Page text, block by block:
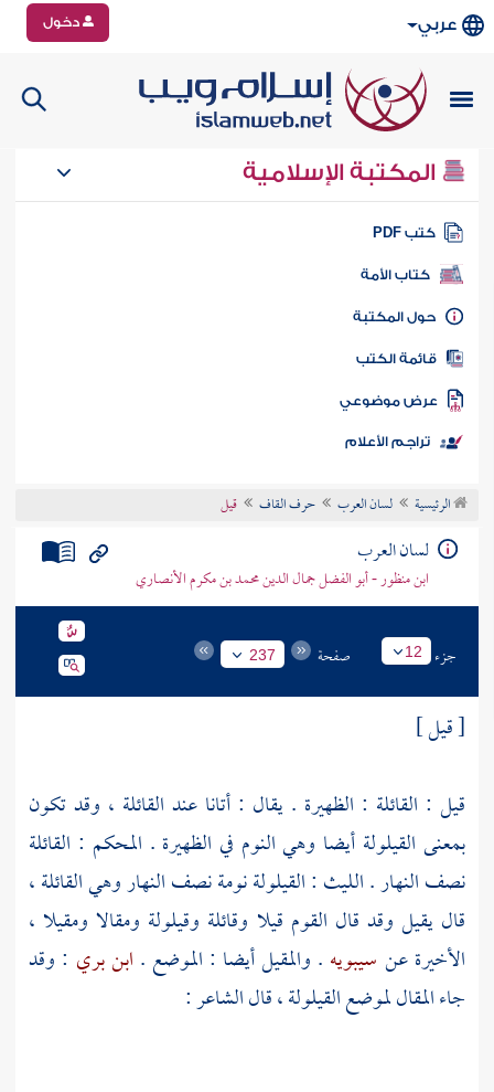
عربي دخول
المكتبة الإسلامية
كتب PDF
كتاب الأمة
المكتبة
الكتب
موضوعي
تراجم الأعلام
الرئيسية لسان العرب حرف القاف قيل
لسان العرب
ابن منظور - أبو الفضل جمال الدين محمد بن مكرم الأنصاري
جزء 12 صفحة 237
[ قيل ]
قيل : القائلة : الظهيرة . يقال : أتانا عند القائلة ، وقد تكون
بمعنى القيلولة أيضا وهي النوم في الظهيرة . المحكم : القائلة
نصف النهار .الليث : القيلولة نومة نصف النهار وهي القائلة ،
قال يقيل وقد قال القوم قيلا وقائلة وقيلولة ومقالا ومقيلا ،
الأخيرة عن سيبويه . والمقيل أيضا : الموضع . ابن بري : وقد
جاء المقال لموضع القيلولة ، قال الشاعر :